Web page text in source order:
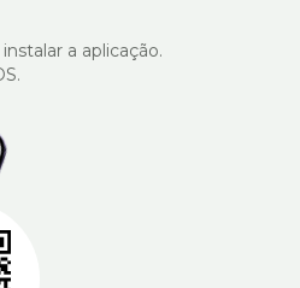
a aplicação.